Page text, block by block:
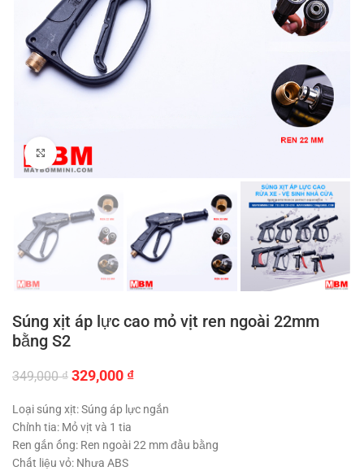
Click to enlarge
Súng xịt áp lực cao mỏ vịt ren ngoài 22mm
bằng S2
349,000₫ Giá
là:
349,000 ₫.
329,000 ₫Giá
tại
329,000 ₫.
Loại súng xịt: Súng áp lực ngắn
Chỉnh tia: Mỏ vịt và 1 tia
Ren gắn ống: Ren ngoài 22 mm đầu bằng
Chất liệu vỏ: Nhưa ABS